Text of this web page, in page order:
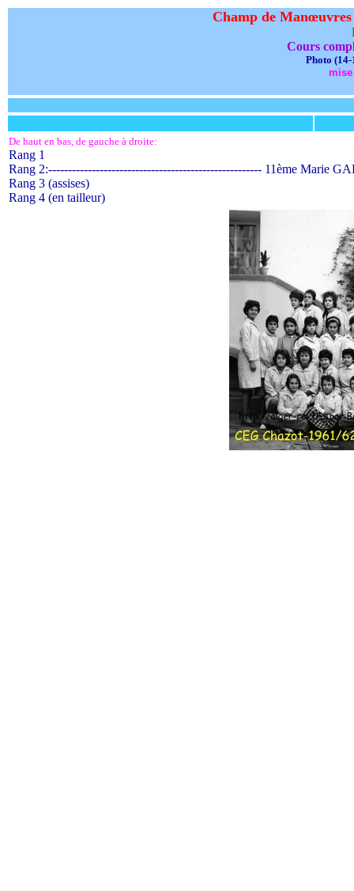
Champ de Manœuvres
Cours
Photo
mise
De haut en bas, de gauche à droite:
Rang 1
Rang 2:------------------------------------------------------ 11ème Marie
Rang 3 (assises)
Rang 4 (en tailleur)